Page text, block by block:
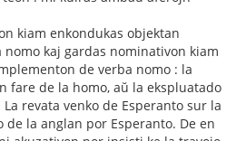
kiam enkondukas objektan
kaj gardas nominativon kiam
de verba nomo : la
fare de la homo, aŭ la ekspluatado
revata venko de Esperanto sur la
de la anglan por Esperanto. De en